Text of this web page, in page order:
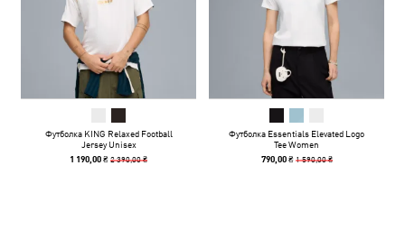
Футболка KING Relaxed Football
Jersey Unisex
1 190,00 ₴2 390,00 ₴
Футболка Essentials Elevated Logo
Tee Women
790,00 ₴ 1 590,00 ₴